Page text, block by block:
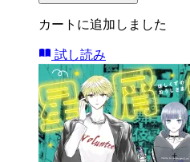
カートに追加しました
試し読み